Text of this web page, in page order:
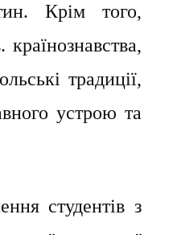
Крім того,
традиції,
устрою та
студентів з